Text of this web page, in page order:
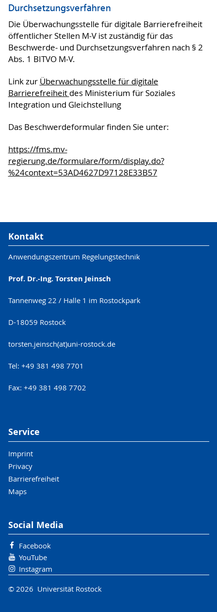
Durchsetzungsverfahren
Die Überwachungsstelle für digitale Barrierefreiheit
öffentlicher Stellen M-V ist zuständig für das
Beschwerde- und Durchsetzungsverfahren nach § 2
Abs. 1 BITVO M-V.
Link zur Überwachungsstelle für digitale
Barrierefreiheit des Ministerium für Soziales
Integration und Gleichstellung
Das Beschwerdeformular finden Sie unter:
https://fms.mv-
regierung.de/formulare/form/display.do?
%24context=53AD4627D97128E33B57
Kontakt
Anwendungszentrum Regelungstechnik
Prof. Dr.-Ing. Torsten Jeinsch
Tannenweg 22 / Halle 1 im Rostockpark
D-18059 Rostock
torsten.jeinsch(at)uni-rostock.de
Tel: +49 381 498 7701
Fax: +49 381 498 7702
Service
Imprint
Privacy
Barrierefreiheit
Maps
Social Media
Facebook
YouTube
Instagram
© 2026 Universität Rostock